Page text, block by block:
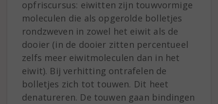
opfriscursus: eiwitten zijn touwvormige
moleculen die als opgerolde bolletjes
rondzweven in zowel het eiwit als de
dooier (in de dooier zitten percentueel
zelfs meer eiwitmoleculen dan in het
eiwit). Bij verhitting ontrafelen de
bolletjes zich tot touwen. Dit heet
denatureren. De touwen gaan bindingen